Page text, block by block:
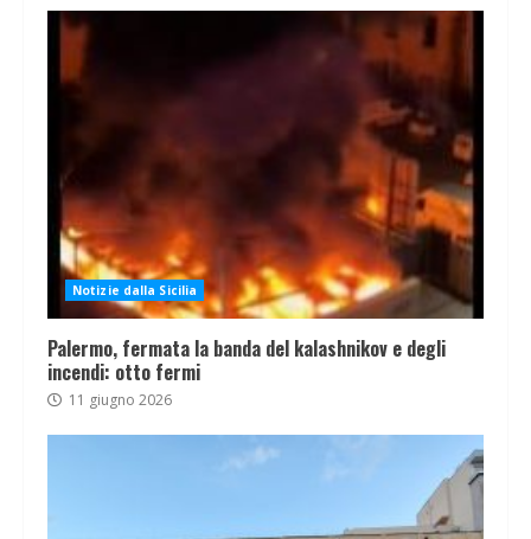
Notizie dalla Sicilia
Palermo, fermata la banda del kalashnikov e degli
incendi: otto fermi
11 giugno 2026